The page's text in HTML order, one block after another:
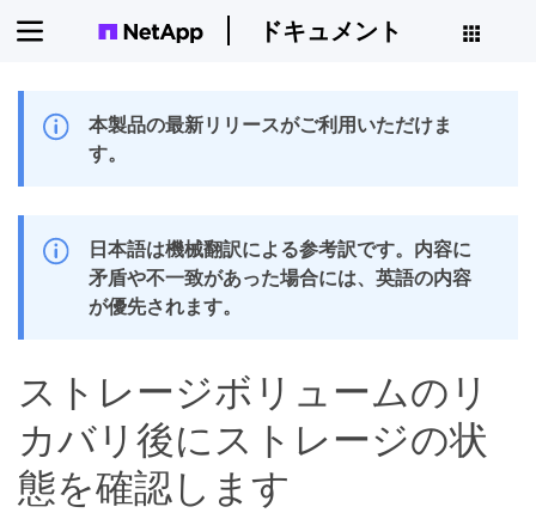
ドキュメント
本製品の最新リリースがご利用いただけま
す。
日本語は機械翻訳による参考訳です。内容に
矛盾や不一致があった場合には、英語の内容
が優先されます。
ストレージボリュームのリ
カバリ後にストレージの状
態を確認します